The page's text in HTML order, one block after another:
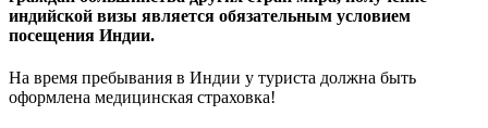
индийской визы является обязательным условием
посещения Индии.
На время пребывания в Индии у туриста должна быть
оформлена медицинская страховка!